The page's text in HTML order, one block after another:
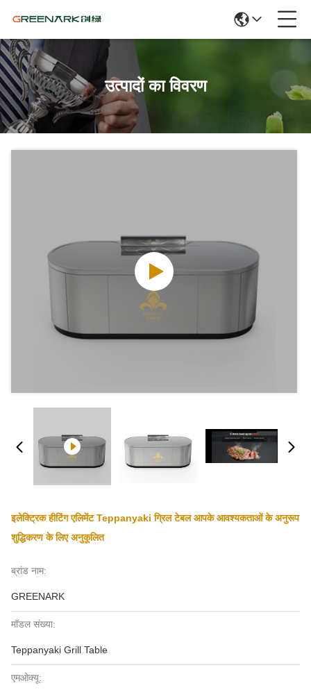
उत्पादों का विवरण
इलेक्ट्रिक हीटिंग एलिमेंट Teppanyaki ग्रिल टेबल आपके आवश्यकताओं के अनुरूप
शुद्धिकरण के लिए अनुकूलित
ब्रांड नाम:
GREENARK
मॉडल संख्या:
Teppanyaki Grill Table
एमओक्यू: